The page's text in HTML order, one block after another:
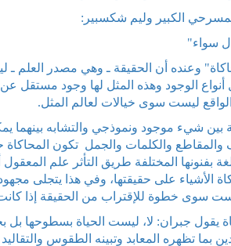
الكبير وليم شكسبير:
سواء"
وعنده أن الحقيقة ـ وهي مصدر العلم
أنواع الوجود وهذه المثل لها وجود مستقل
ليست سوى خيالات لعالم المثل.
بين شيء موجود ونموذجي والتشابه بينهما
والمقاطع والكلمات والجمل تكون
بفنونها المختلفة طريق التأثر علم
الأشياء على حقيقتها، وفي هذا يتجلى
سوى خطوة للإقتراب من الحقيقة إذا
يقول جبران: لا، ليست الحياة بسطوحها بل
بما تظهره المعابد وتبينه الطقوس